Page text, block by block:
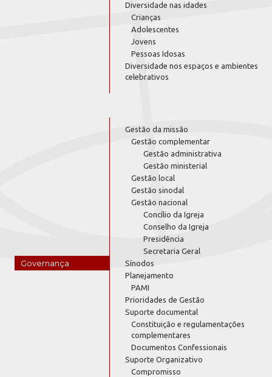
Diversidade nas idades
Crianças
Adolescentes
Jovens
Pessoas Idosas
Diversidade nos espaços e ambientes
celebrativos
Governança
Gestão da missão
Gestão complementar
Gestão administrativa
Gestão ministerial
Gestão local
Gestão sinodal
Gestão nacional
Concílio da Igreja
Conselho da Igreja
Presidência
Secretaria Geral
Sínodos
Planejamento
PAMI
Prioridades de Gestão
Suporte documental
Constituição e regulamentações
complementares
Documentos Confessionais
Suporte Organizativo
Compromisso